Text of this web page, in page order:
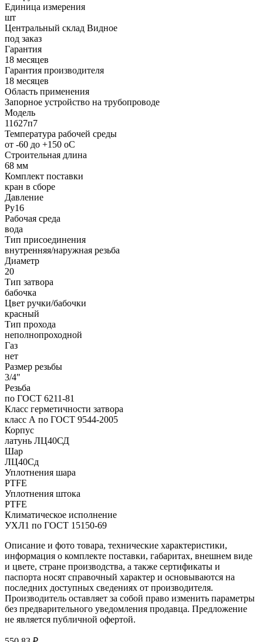
Единица измерения
шт
Центральный склад Видное
под заказ
Гарантия
18 месяцев
Гарантия производителя
18 месяцев
Область применения
Запорное устройство на трубопроводе
Модель
11б27п7
Температура рабочей среды
от -60 до +150 oC
Строительная длина
68 мм
Комплект поставки
кран в сборе
Давление
Ру16
Рабочая среда
вода
Тип присоединения
внутренняя/наружная резьба
Диаметр
20
Тип затвора
бабочка
Цвет ручки/бабочки
красный
Тип прохода
неполнопроходной
Газ
нет
Размер резьбы
3/4"
Резьба
по ГОСТ 6211-81
Класс герметичности затвора
класс А по ГОСТ 9544-2005
Корпус
латунь ЛЦ40СД
Шар
ЛЦ40Сд
Уплотнения шара
PTFE
Уплотнения штока
PTFE
Климатическое исполнение
УХЛ1 по ГОСТ 15150-69
Описание и фото товара, технические характеристики,
информация о комплекте поставки, габаритах, внешнем виде
и цвете, стране производства, а также сертификаты и
паспорта носят справочный характер и основываются на
последних доступных сведениях от производителя.
Производитель оставляет за собой право изменить параметры
без предварительного уведомления продавца. Предложение
не является публичной офертой.